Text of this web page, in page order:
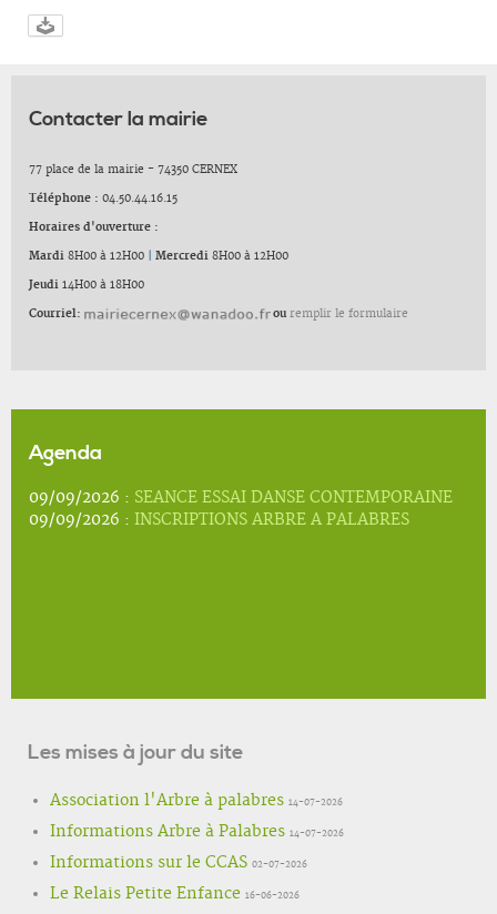
Contacter la mairie
77 place de la mairie - 74350 CERNEX
Téléphone : 04.50.44.16.15
Horaires d'ouverture :
Mardi 8H00 à 12H00 Mercredi 8H00 à 12H00
Jeudi 14H00 à 18H00
Courriel: ou remplir le formulaire
Agenda
09/09/2026 : SEANCE ESSAI DANSE CONTEMPORAINE
09/09/2026 : INSCRIPTIONS ARBRE A PALABRES
Les mises à jour du site
Association l'Arbre à palabres 14-07-2026
Informations Arbre à Palabres 14-07-2026
Informations sur le CCAS 02-07-2026
Le Relais Petite Enfance 16-06-2026